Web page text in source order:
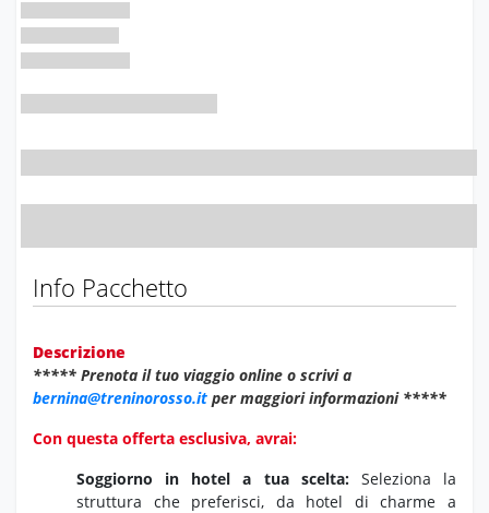
Info Pacchetto
Descrizione
***** Prenota il tuo viaggio online o scrivi a
bernina@treninorosso.it per maggiori informazioni *****
Con questa offerta esclusiva, avrai:
Soggiorno in hotel a tua scelta:Seleziona la
struttura che preferisci, da hotel di charme a